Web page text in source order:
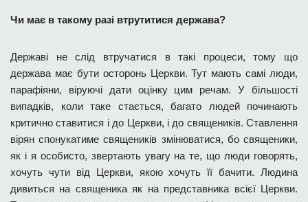
Чи має в такому разі втрутитися держава?
Державі не слід втручатися в такі процеси, тому що
держава має бути осторонь Церкви. Тут мають самі люди,
парафіяни, віруючі дати оцінку цим речам. У більшості
випадків, коли таке стається, багато людей починають
критично ставитися і до Церкви, і до священиків. Ставлення
вірян спонукатиме священиків змінюватися, бо священики,
як і я особисто, звертають увагу на те, що люди говорять,
хочуть чути від Церкви, якою хочуть її бачити. Людина
дивиться на священика як на представника всієї Церкви.